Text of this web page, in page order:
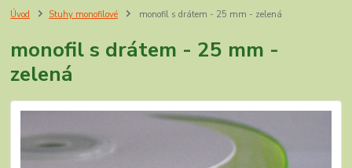
Úvod Stuhy monofilové monofil s drátem - 25 mm - zelená
monofil s drátem - 25 mm -
zelená